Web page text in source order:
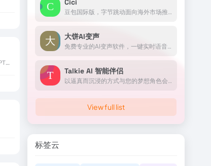
美图秀秀推出的免费在线AI生成PPT设计工具
豆包国际版，字节跳动面向海外市场推出的AI助手
大饼AI变声
免费专业的AI变声软件，一键实时语音变声
Talkie AI 智能伴侣
以逼真而沉浸的方式与您的梦想角色会面和聊天
View full list
标签云